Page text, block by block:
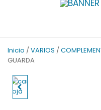
Inicio / VARIOS /
GUARDA